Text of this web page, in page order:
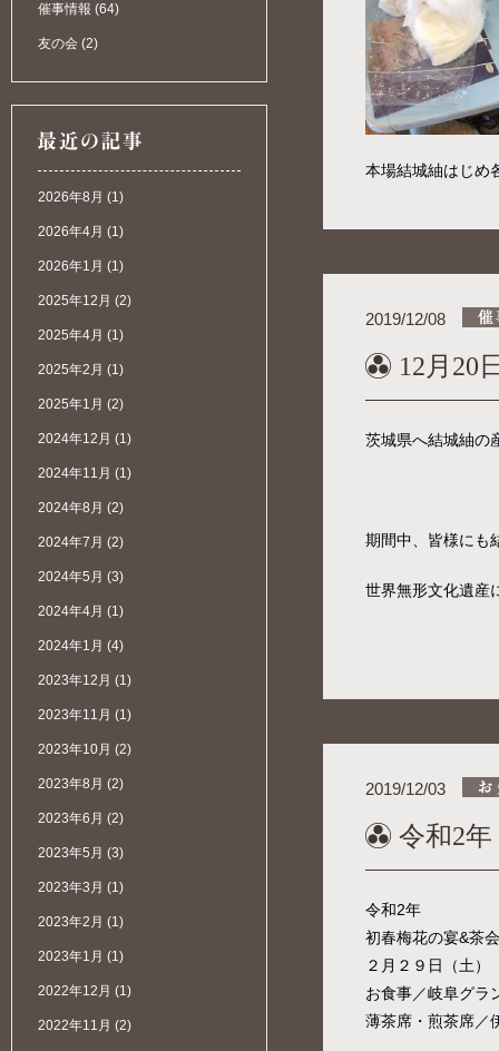
催事情報 (64)
友の会 (2)
2026年8月 (1)
2026年4月 (1)
2026年1月 (1)
2025年12月 (2)
2025年4月 (1)
2025年2月 (1)
2025年1月 (2)
2024年12月 (1)
2024年11月 (1)
2024年8月 (2)
2024年7月 (2)
2024年5月 (3)
2024年4月 (1)
2024年1月 (4)
2023年12月 (1)
2023年11月 (1)
2023年10月 (2)
2023年8月 (2)
2023年6月 (2)
2023年5月 (3)
2023年3月 (1)
2023年2月 (1)
2023年1月 (1)
2022年12月 (1)
2022年11月 (2)
本場結城紬はじめ
2019/12/08
12月20
茨城県へ結城紬の
期間中、皆様にも
世界無形文化遺産
2019/12/03
令和2
令和2年
初春梅花の宴&茶
２月２９日（土）
お食事／岐阜グラ
薄茶席・煎茶席／